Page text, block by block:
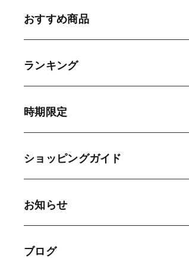
おすすめ商品
ランキング
時期限定
ショッピングガイド
お知らせ
ブログ